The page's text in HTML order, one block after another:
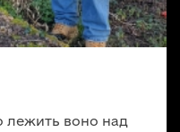
лежить воно над